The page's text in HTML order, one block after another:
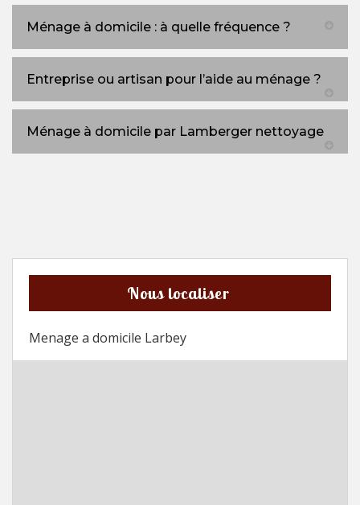
Ménage à domicile : à quelle fréquence ?
Entreprise ou artisan pour l’aide au ménage ?
Ménage à domicile par Lamberger nettoyage
Nous localiser
Menage a domicile Larbey